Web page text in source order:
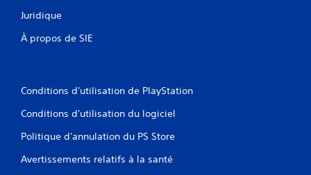
Juridique
À propos de SIE
Conditions d'utilisation de PlayStation
Conditions d'utilisation du logiciel
Politique d'annulation du PS Store
Avertissements relatifs à la santé